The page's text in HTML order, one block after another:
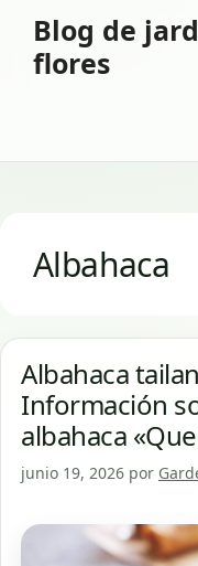
contenido
Blog de
flores
Albahaca
Albahaca
Información
albahaca
junio 19, 2026 por